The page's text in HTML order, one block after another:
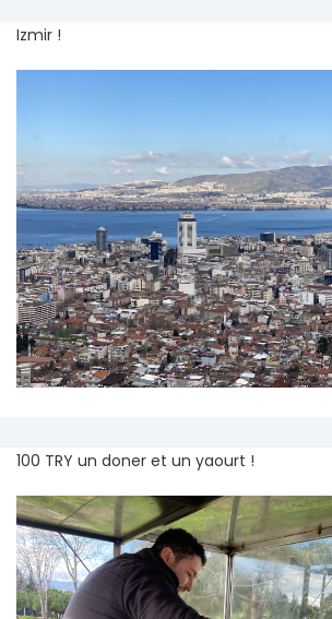
Izmir !
100 TRY un doner et un yaourt !